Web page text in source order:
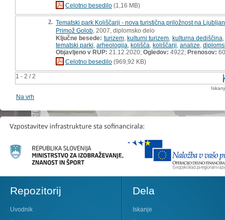
1 - 2 / 2
Celotno besedilo (1,16 MB)
2. Tematski park Koliščarji - nova turistična priložnost na
Primož Golob , 2007, diplomsko delo
Ključne besede: turizem,kulturni turizem kulturna dediščina
tematski parki arheologija kolišča koliščarji analize
Objavljeno v RUP: 21.12.2020; Ogledov: 4922; Prenosov: 60
Celotno besedilo (969,92 KB)
Na vrh
Repozitorij
Uvodnik
Dela
Iskanje